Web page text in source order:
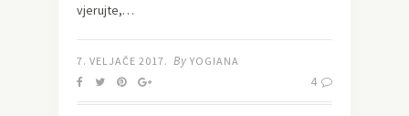
vjerujte,…
7. VELJAČE 2017. By YOGIANA
4